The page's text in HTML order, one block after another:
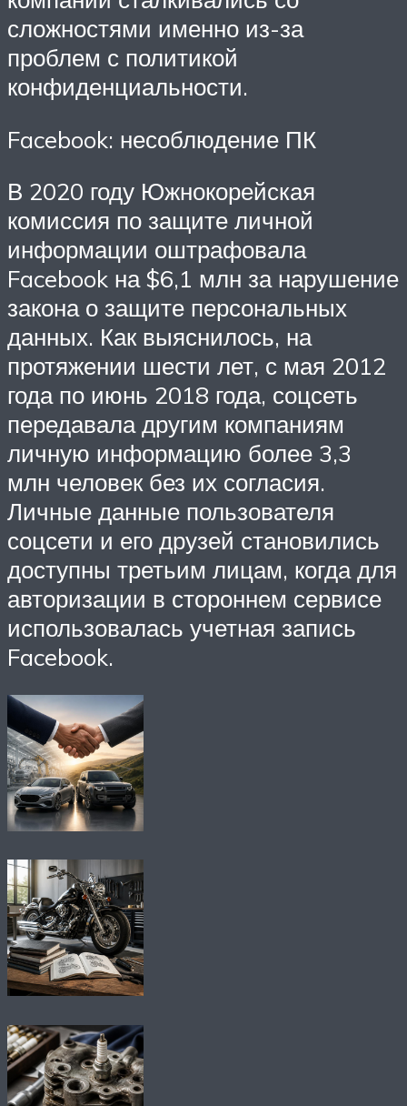
сложностями именно из-за
проблем с политикой
конфиденциальности.
Facebook: несоблюдение ПК
В 2020 году Южнокорейская
комиссия по защите личной
информации оштрафовала
Facebook на $6,1 млн за нарушение
закона о защите персональных
данных. Как выяснилось, на
протяжении шести лет, с мая 2012
года по июнь 2018 года, соцсеть
передавала другим компаниям
личную информацию более 3,3
млн человек без их согласия.
Личные данные пользователя
соцсети и его друзей становились
доступны третьим лицам, когда для
авторизации в стороннем сервисе
использовалась учетная запись
Facebook.